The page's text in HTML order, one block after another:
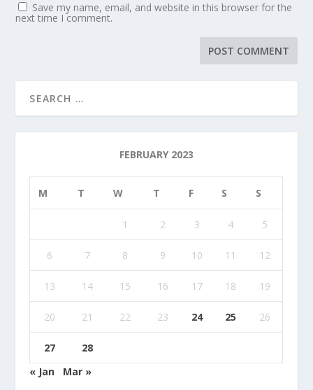
Save my name, email, and website in this browser for the
next time I comment.
FEBRUARY 2023
M T W T F S S
1 2 3 4 5
6 7 8 9 10 11 12
13 14 15 16 17 18 19
20 21 22 23 24 25 26
27
28
« Jan
Mar »